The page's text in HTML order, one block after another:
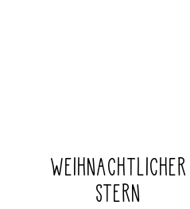
WEIHNACHTLICHER
STERN